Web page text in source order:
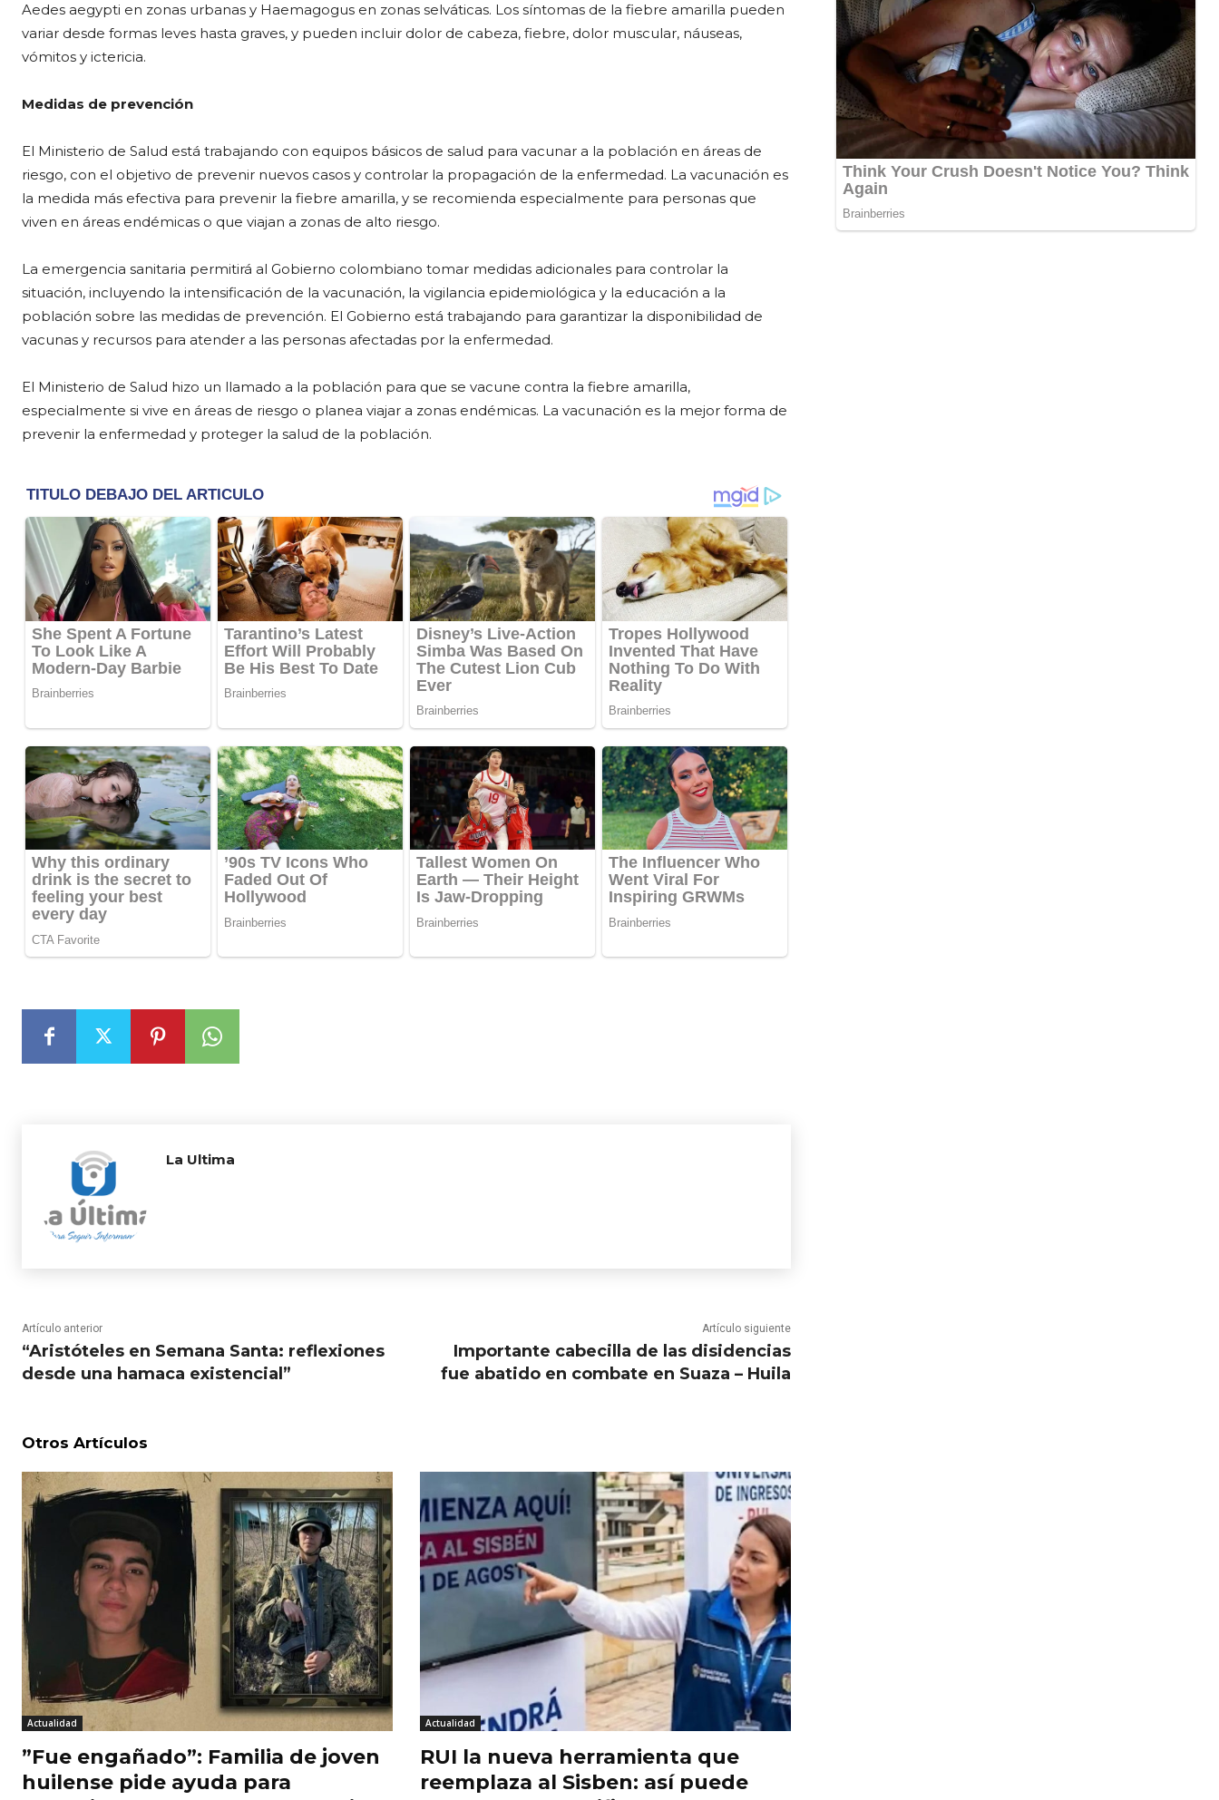
Aedes aegypti en zonas urbanas y Haemagogus en zonas selváticas. Los síntomas de la fiebre amarilla pueden
variar desde formas leves hasta graves, y pueden incluir dolor de cabeza, fiebre, dolor muscular, náuseas,
vómitos y ictericia.
Medidas de prevención
El Ministerio de Salud está trabajando con equipos básicos de salud para vacunar a la población en áreas de
riesgo, con el objetivo de prevenir nuevos casos y controlar la propagación de la enfermedad. La vacunación es
la medida más efectiva para prevenir la fiebre amarilla, y se recomienda especialmente para personas que
viven en áreas endémicas o que viajan a zonas de alto riesgo.
La emergencia sanitaria permitirá al Gobierno colombiano tomar medidas adicionales para controlar la
situación, incluyendo la intensificación de la vacunación, la vigilancia epidemiológica y la educación a la
población sobre las medidas de prevención. El Gobierno está trabajando para garantizar la disponibilidad de
vacunas y recursos para atender a las personas afectadas por la enfermedad.
El Ministerio de Salud hizo un llamado a la población para que se vacune contra la fiebre amarilla,
especialmente si vive en áreas de riesgo o planea viajar a zonas endémicas. La vacunación es la mejor forma de
prevenir la enfermedad y proteger la salud de la población.
La Ultima
Artículo anterior
“Aristóteles en Semana Santa: reflexiones
desde una hamaca existencial”
Artículo siguiente
Importante cabecilla de las disidencias
fue abatido en combate en Suaza – Huila
Otros Artículos
Actualidad
​”Fue engañado”: Familia de joven
huilense pide ayuda para
Actualidad
RUI la nueva herramienta que
reemplaza al Sisben: así puede